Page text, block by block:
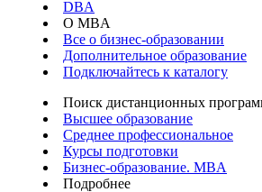
DBA
О MBA
Все о бизнес-образовании
Дополнительное образование
Подключайтесь к каталогу
Поиск дистанционных
Высшее образование
Среднее профессиональное
Курсы подготовки
Бизнес-образование. MBA
Подробнее